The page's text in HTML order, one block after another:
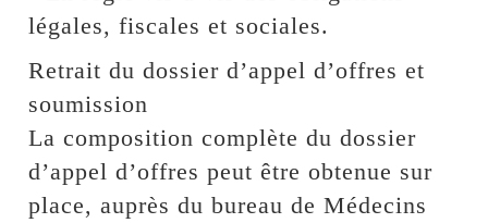
légales, fiscales et sociales.
Retrait du dossier d’appel d’offres et
soumission
La composition complète du dossier
d’appel d’offres peut être obtenue sur
place, auprès du bureau de Médecins